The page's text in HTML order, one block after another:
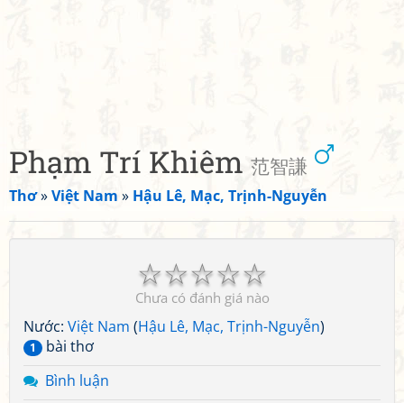
Phạm Trí Khiêm 范智謙
Thơ»Việt Nam » Hậu Lê, Mạc, Trịnh-Nguyễn
☆
☆
☆
☆
☆
Chưa có đánh giá nào
Nước: Việt Nam (Hậu Lê, Mạc, Trịnh-Nguyễn)
1
bài thơ
Bình luận